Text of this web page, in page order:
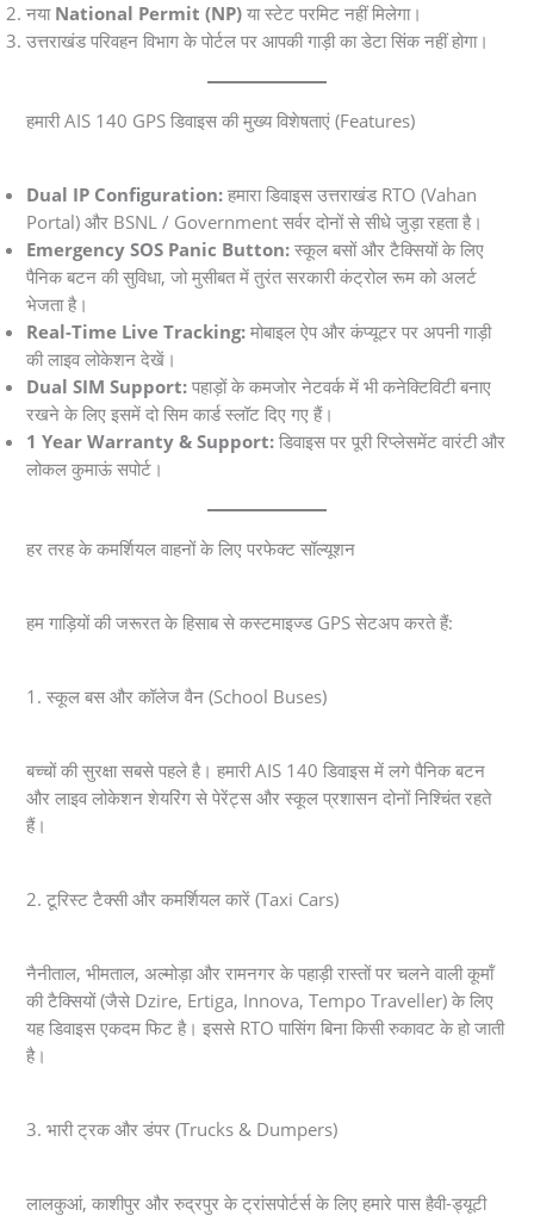
नया National Permit (NP) या स्टेट परमिट नहीं मिलेगा।
उत्तराखंड परिवहन विभाग के पोर्टल पर आपकी गाड़ी का डेटा सिंक नहीं होगा।
हमारी AIS 140 GPS डिवाइस की मुख्य विशेषताएं (Features)
Dual IP Configuration: हमारा डिवाइस उत्तराखंड RTO (Vahan
Portal) और BSNL / Government सर्वर दोनों से सीधे जुड़ा रहता है।
Emergency SOS Panic Button: स्कूल बसों और टैक्सियों के लिए
पैनिक बटन की सुविधा, जो मुसीबत में तुरंत सरकारी कंट्रोल रूम को अलर्ट
भेजता है।
Real-Time Live Tracking: मोबाइल ऐप और कंप्यूटर पर अपनी गाड़ी
की लाइव लोकेशन देखें।
Dual SIM Support: पहाड़ों के कमजोर नेटवर्क में भी कनेक्टिविटी बनाए
रखने के लिए इसमें दो सिम कार्ड स्लॉट दिए गए हैं।
1 Year Warranty & Support: डिवाइस पर पूरी रिप्लेसमेंट वारंटी और
लोकल कुमाऊं सपोर्ट।
हर तरह के कमर्शियल वाहनों के लिए परफेक्ट सॉल्यूशन
हम गाड़ियों की जरूरत के हिसाब से कस्टमाइज्ड GPS सेटअप करते हैं:
1. स्कूल बस और कॉलेज वैन (School Buses)
बच्चों की सुरक्षा सबसे पहले है। हमारी AIS 140 डिवाइस में लगे पैनिक बटन
और लाइव लोकेशन शेयरिंग से पेरेंट्स और स्कूल प्रशासन दोनों निश्चिंत रहते
हैं।
2. टूरिस्ट टैक्सी और कमर्शियल कारें (Taxi Cars)
नैनीताल, भीमताल, अल्मोड़ा और रामनगर के पहाड़ी रास्तों पर चलने वाली कूमॉं
की टैक्सियों (जैसे Dzire, Ertiga, Innova, Tempo Traveller) के लिए
यह डिवाइस एकदम फिट है। इससे RTO पासिंग बिना किसी रुकावट के हो जाती
है।
3. भारी ट्रक और डंपर (Trucks & Dumpers)
लालकुआं, काशीपुर और रुद्रपुर के ट्रांसपोर्टर्स के लिए हमारे पास हैवी-ड्यूटी